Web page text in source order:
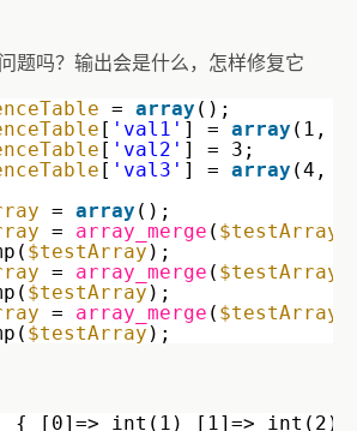
题吗？输出会是什么，怎样修复它
= array ();
[ 'val1' ] = array (1,
[ 'val2' ] = 3;
[ 'val3' ] = array (4,
= array ();
= array_merge ( $testArray
$testArray );
= array_merge ( $testArray
$testArray );
= array_merge ( $testArray
$testArray );
{ [0]=> int(1) [1]=>